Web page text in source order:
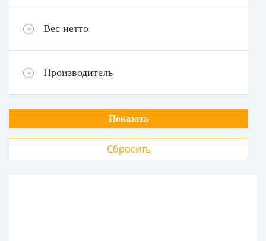
Вес нетто
Производитель